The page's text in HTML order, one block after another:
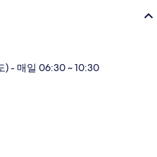
) - 매일 06:30 ~ 10:30